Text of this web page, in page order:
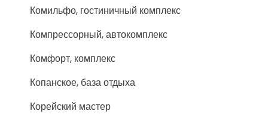
Комильфо, гостиничный комплекс
Компрессорный, автокомплекс
Комфорт, комплекс
Копанское, база отдыха
Корейский мастер